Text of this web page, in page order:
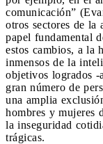
comunicación”
otros sectores de la
papel fundamental
estos cambios, a la
inmensos de la
objetivos logrados -
gran número de
una amplia
hombres y mujeres
la inseguridad
trágicas.